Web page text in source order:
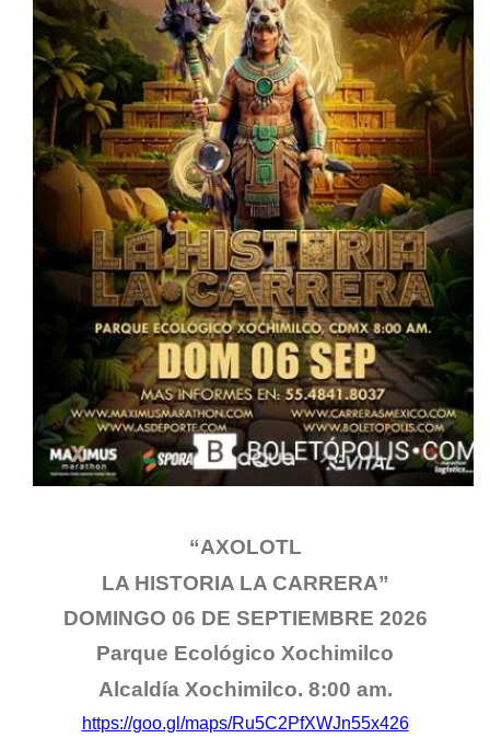
“AXOLOTL
LA HISTORIA LA CARRERA”
DOMINGO 06 DE SEPTIEMBRE 2026
Parque Ecológico Xochimilco
Alcaldía Xochimilco. 8:00 am.
https://goo.gl/maps/Ru5C2PfXWJn55x426